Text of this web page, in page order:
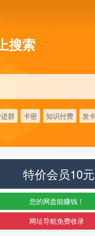
搜索
群 卡密 知识付费 发
特价会员10
您的网盘能赚钱！
网址导航免费收录